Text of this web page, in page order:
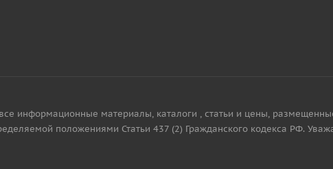
информационные материалы, каталоги , статьи и цены,
положениями Статьи 437 (2) Гражданского кодекса РФ.